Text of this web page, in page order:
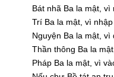
Bát nhã Ba la mật, vì
Trí Ba la mật, vì nhập
Nguyện Ba la mật, vì
Thần thông Ba la
Pháp Ba la mật, vì